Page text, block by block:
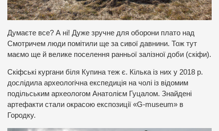
Думаєте все? А ні! Дуже зручне для оборони плато над
Смотричем люди помітили ще за сивої давнини. Тож тут
маємо ще й велике поселення ранньої залізної доби (скіфи).
Скіфські кургани біля Купина теж є. Кілька із них у 2018 р.
дослідила археологічна експедиція на чолі із відомим
подільським археологом Анатолієм Гуцалом. Знайдені
артефакти стали окрасою експозиції «G-museum» в
Городку.